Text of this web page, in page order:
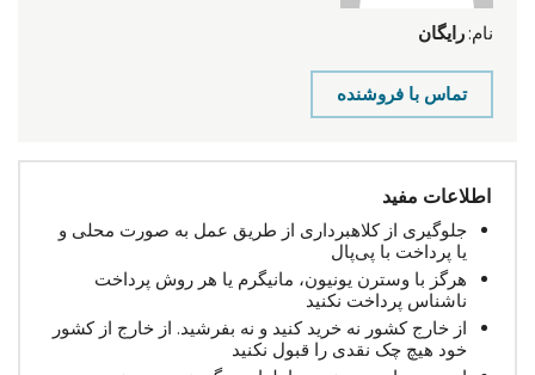
نام: رایگان
تماس با فروشنده
اطلاعات مفید
جلوگیری از کلاهبرداری از طریق عمل به صورت محلی و
یا پرداخت با پی‌پال
هرگز با وسترن یونیون، مانیگرم یا هر روش پرداخت
ناشناس پرداخت نکنید
از خارج کشور نه خرید کنید و نه بفرشید. از خارج از کشور
خود هیچ چک نقدی را قبول نکنید